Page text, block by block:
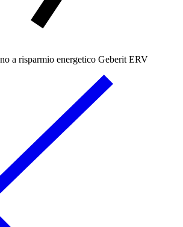
a risparmio energetico Geberit ERV